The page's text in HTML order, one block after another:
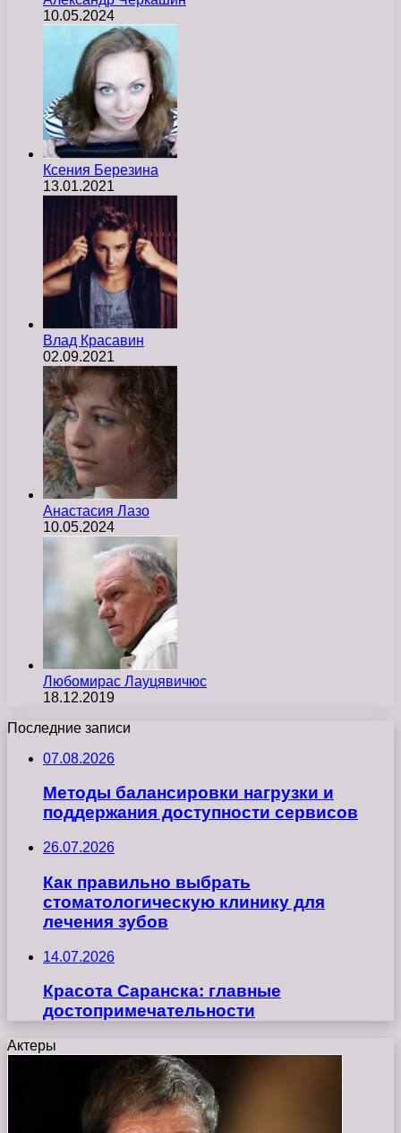
10.05.2024
Ксения Березина
13.01.2021
Влад Красавин
02.09.2021
Анастасия Лазо
10.05.2024
Любомирас Лауцявичюс
18.12.2019
Последние записи
07.08.2026
Методы балансировки нагрузки и
поддержания доступности сервисов
26.07.2026
Как правильно выбрать
стоматологическую клинику для
лечения зубов
14.07.2026
Красота Саранска: главные
достопримечательности
Актеры